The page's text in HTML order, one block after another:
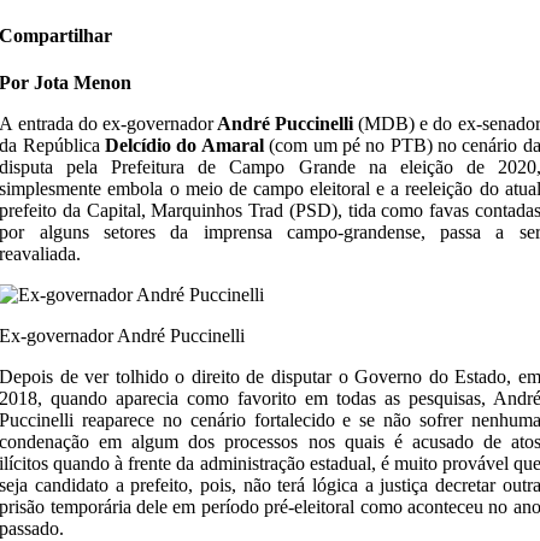
Compartilhar
Por Jota Menon
A entrada do ex-governadorAndré Puccinelli (MDB) e do ex-senador
da RepúblicaDelcídio do Amaral(com um pé no PTB) no cenário da
disputa pela Prefeitura de Campo Grande na eleição de 2020,
simplesmente embola o meio de campo eleitoral e a reeleição do atual
prefeito da Capital, Marquinhos Trad (PSD), tida como favas contadas
por alguns setores da imprensa campo-grandense, passa a ser
reavaliada.
Ex-governador André Puccinelli
Depois de ver tolhido o direito de disputar o Governo do Estado, em
2018, quando aparecia como favorito em todas as pesquisas, André
Puccinelli reaparece no cenário fortalecido e se não sofrer nenhuma
condenação em algum dos processos nos quais é acusado de atos
ilícitos quando à frente da administração estadual, é muito provável que
seja candidato a prefeito, pois, não terá lógica a justiça decretar outra
prisão temporária dele em período pré-eleitoral como aconteceu no ano
passado.